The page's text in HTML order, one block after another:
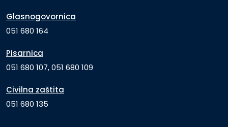
Glasnogovornica
051 680 164
Pisarnica
051 680 107, 051 680 109
Civilna zaštita
051 680 135